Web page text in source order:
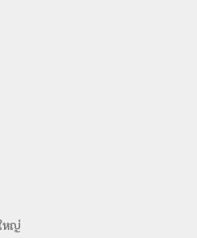
หญ่